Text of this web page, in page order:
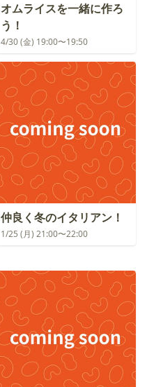
オムライスを一緒に作ろ
う！
4/30 (金) 19:00〜19:50
仲良く冬のイタリアン！
1/25 (月) 21:00〜22:00